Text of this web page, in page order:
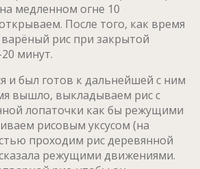
медленном огне 10
После того, как время
рис при закрытой
минут.
и был готов к дальнейшей с ним
вышло, выкладываем рис с
лопаточки как бы режущими
рисовым уксусом (на
проходим рис деревянной
режущими движениями.